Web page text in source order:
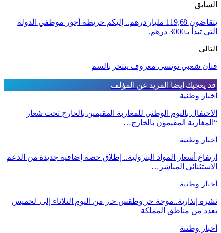
السابق
يتقاضون 119,68 مليار درهم.. إليكم خريطة أجور موظفي الدولة
التي تبدأ بـ3000 درهم.
التالي
فنان شعبي تونسي معروف ينتحر بالسم
قد يعجبك ايضا المزيد عن المؤلف
أخبار وطنية
الاحتفال باليوم الوطني للمغاربة المقيمين بالخارج تحت شعار
“المغاربة المقيمون بالخارج…
أخبار وطنية
ارتفاع أسعار المواد البترولية.. إطلاق حصة إضافية جديدة من الدعم
الاستثنائي المباشر…
أخبار وطنية
نشرة إنذارية..موجة حر وطقس حار من اليوم الثلاثاء إلى الخميس
بعدد من مناطق المملكة
أخبار وطنية